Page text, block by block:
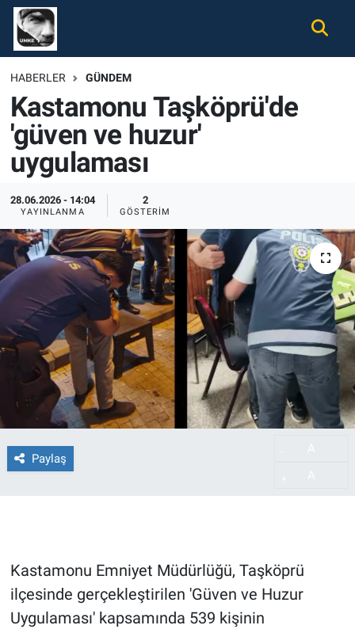
HABERLER GÜNDEM
Kastamonu Taşköprü'de
'güven ve huzur'
uygulaması
28.06.2026 - 14:04
YAYINLANMA
2
GÖSTERIM
Paylaş
Kastamonu Emniyet Müdürlüğü, Taşköprü
ilçesinde gerçekleştirilen 'Güven ve Huzur
Uygulaması' kapsamında 539 kişinin
Gündem
Ekonomi
Spor
Magazin
Tüm Haberler
İletişim
Künye
Nöbetçi Eczaneler
Hava Durumu
Namaz Vakitleri
Trafik Durumu
Süper Lig Puan Durumu ve Fikstür
Tüm Manşetler
Son Dakika Haberleri
Haber Arşivi